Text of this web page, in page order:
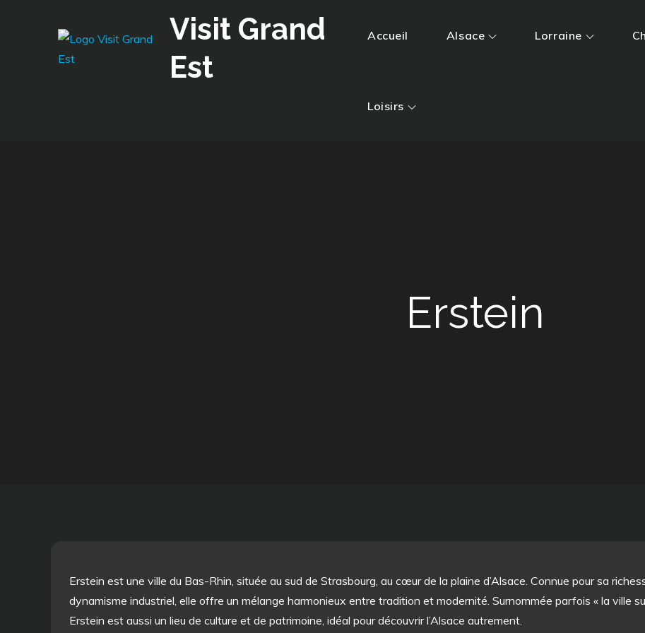
Visit Grand
Est
Accueil Alsace Lorraine
Loisirs
Erstein
Erstein est une ville du Bas-Rhin, située au sud de Strasbourg, au cœur de la plaine d’Alsace. Connue pour sa
dynamisme industriel, elle offre un mélange harmonieux entre tradition et modernité. Surnommée parfois « la ville
Erstein est aussi un lieu de culture et de patrimoine, idéal pour découvrir l’Alsace autrement.